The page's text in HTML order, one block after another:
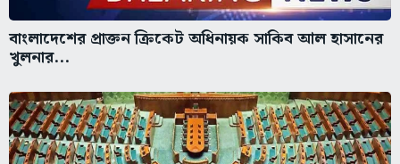
বাংলাদেশের প্রাক্তন ক্রিকেট অধিনায়ক সাকিব আল হাসানের
খুলনার...